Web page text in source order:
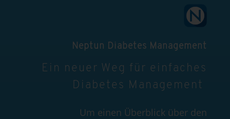
Neptun Diabetes Management
Ein neuer Weg für einfaches
Diabetes Management
Um einen Überblick über den